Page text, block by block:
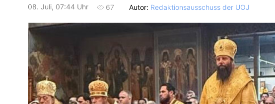
08. Juli, 07:44 Uhr 67 Autor: Redaktionsausschuss der UOJ